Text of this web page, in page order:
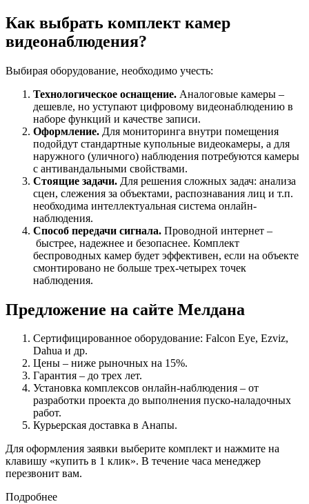
Как выбрать комплект камер
видеонаблюдения?
Выбирая оборудование, необходимо учесть:
Технологическое оснащение. Аналоговые камеры –
дешевле, но уступают цифровому видеонаблюдению в
наборе функций и качестве записи.
Оформление. Для мониторинга внутри помещения
подойдут стандартные купольные видеокамеры, а для
наружного (уличного) наблюдения потребуются камеры
с антивандальными свойствами.
Стоящие задачи. Для решения сложных задач: анализа
сцен, слежения за объектами, распознавания лиц и т.п.
необходима интеллектуальная система онлайн-
наблюдения.
Способ передачи сигнала. Проводной интернет –
быстрее, надежнее и безопаснее. Комплект
беспроводных камер будет эффективен, если на объекте
смонтировано не больше трех-четырех точек
наблюдения.
Предложение на сайте Мелдана
Сертифицированное оборудование: Falcon Eye, Ezviz,
Dahua и др.
Цены – ниже рыночных на 15%.
Гарантия – до трех лет.
Установка комплексов онлайн-наблюдения – от
разработки проекта до выполнения пуско-наладочных
работ.
Курьерская доставка в Анапы.
Для оформления заявки выберите комплект и нажмите на
клавишу «купить в 1 клик». В течение часа менеджер
перезвонит вам.
Подробнее